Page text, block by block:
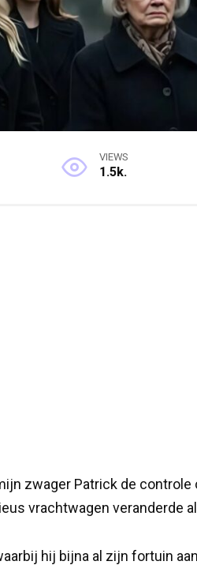
VIEWS
1.5k.
zwager Patrick de
vrachtwagen veranderde
hij bijna al zijn fortuin